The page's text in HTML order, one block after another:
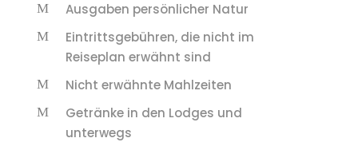
Ausgaben persönlicher Natur
Eintrittsgebühren, die nicht im
Reiseplan erwähnt sind
Nicht erwähnte Mahlzeiten
Getränke in den Lodges und
unterwegs